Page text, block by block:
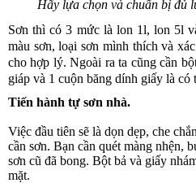
Hãy lựa chọn và chuẩn bị đủ
Sơn thì có 3 mức là lon 1l, lon 5l
màu sơn, loại sơn mình thích và
cho hợp lý. Ngoài ra ta cũng cần
giáp và 1 cuộn băng dính giấy là có
Tiến hành tự sơn nhà.
Việc đầu tiên sẽ là dọn dẹp, che
cần sơn. Bạn cần quét màng nhện,
sơn cũ đã bong. Bột bả và giấy
mặt.